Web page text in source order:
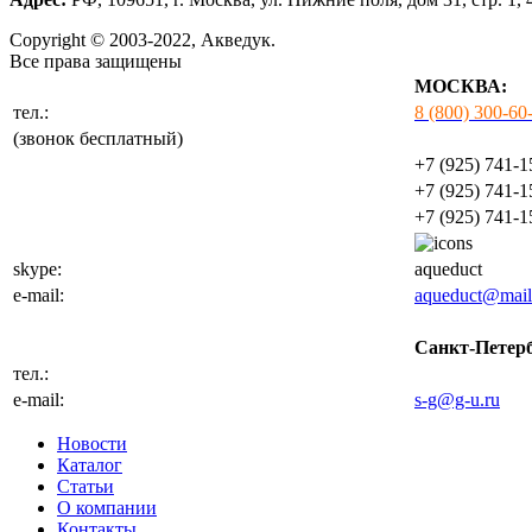
Copyright © 2003-2022, Акведук.
Все права защищены
МОСКВА:
тел.:
8 (800) 300-
(звонок бесплатный)
+7 (925) 741-
+7 (925) 741-
+7 (925) 741-
skype:
aqueduct
e-mail:
Санкт-
тел.:
e-mail:
s-g@g-u.ru
Новости
Каталог
Статьи
О компании